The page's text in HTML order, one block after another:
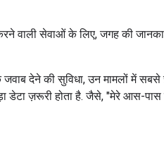
वाली सेवाओं के लिए, जगह की
देने की सुविधा, उन मामलों में सबसे
डेटा ज़रूरी होता है. जैसे, "मेरे आस-